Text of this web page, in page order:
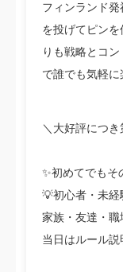
フィンランド発
を投げてピン
りも戦略とコ
で誰でも気軽
＼大好評につ
✨初めてでもそ
💡初心者・未経
家族・友達・
当日はルール